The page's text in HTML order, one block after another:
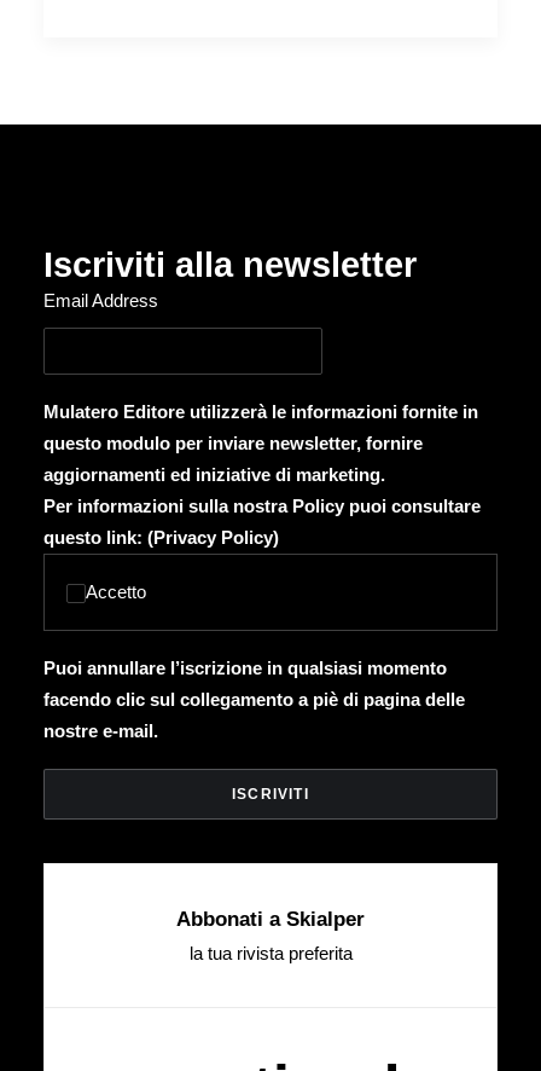
Iscriviti alla newsletter
Email Address
Mulatero Editore utilizzerà le informazioni fornite in
questo modulo per inviare newsletter, fornire
aggiornamenti ed iniziative di marketing.
Per informazioni sulla nostra Policy puoi consultare
questo link: (Privacy Policy)
Accetto
Puoi annullare l’iscrizione in qualsiasi momento
facendo clic sul collegamento a piè di pagina delle
nostre e-mail.
Abbonati a Skialper
la tua rivista preferita